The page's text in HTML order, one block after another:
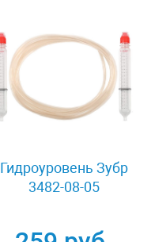
Гидроуровень Зубр
3482-08-05